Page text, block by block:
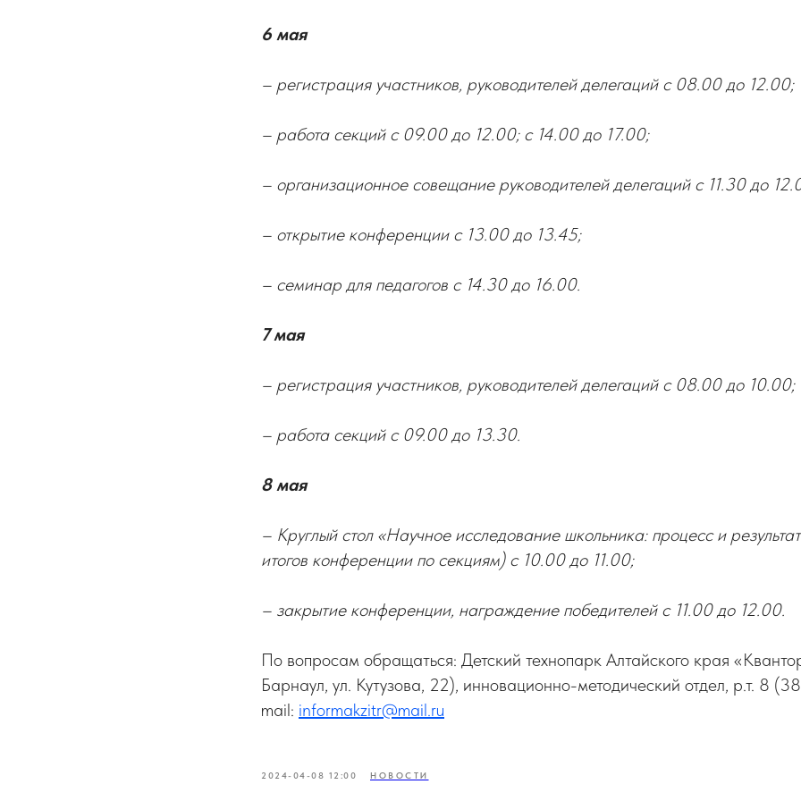
6 мая
– регистрация участников, руководителей делегаций с 08.00 до 12.00;
– работа секций с 09.00 до 12.00; с 14.00 до 17.00;
– организационное совещание руководителей делегаций с 11.30 до
– открытие конференции с 13.00 до 13.45;
– семинар для педагогов с 14.30 до 16.00.
7 мая
– регистрация участников, руководителей делегаций с 08.00 до 10.00;
– работа секций с 09.00 до 13.30.
8 мая
– Круглый стол «Научное исследование школьника: процесс и
итогов конференции по секциям) с 10.00 до 11.00;
– закрытие конференции, награждение победителей с 11.00 до 12.00.
По вопросам обращаться: Детский технопарк Алтайского края
Барнаул, ул. Кутузова, 22), инновационно-методический отдел, р.т. 8
mail: informakzitr@mail.ru
2024-04-08 12:00 НОВОСТИ